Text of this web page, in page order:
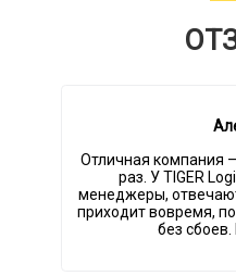
Отличная компания
раз. У TIGER
менеджеры,
приходит вовремя,
без